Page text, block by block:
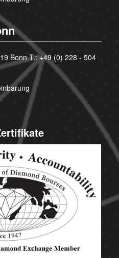
Bonn T.:+49 (0) 228 - 504